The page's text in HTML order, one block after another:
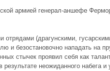
армией генерал-аншефе
(драгунскими,
и безостановочно нападать на
стычек проявил себя как
неожиданного набега и